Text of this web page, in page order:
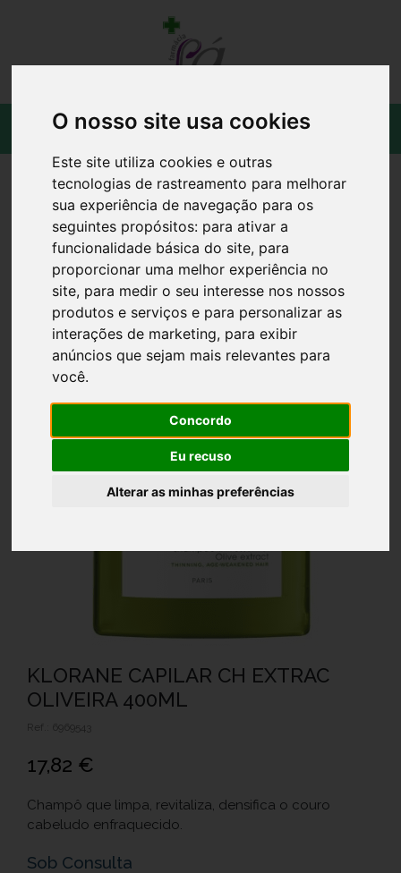
O nosso site usa cookies
Este site utiliza cookies e outras
tecnologias de rastreamento para melhorar
sua experiência de navegação para os
seguintes propósitos: para ativar a
funcionalidade básica do site, para
proporcionar uma melhor experiência no
site, para medir o seu interesse nos nossos
produtos e serviços e para personalizar as
interações de marketing, para exibir
anúncios que sejam mais relevantes para
você.
Concordo
Eu recuso
Alterar as minhas preferências
KLORANE CAPILAR CH EXTRAC
OLIVEIRA 400ML
Ref.: 6969543
17,82 €
Champô que limpa, revitaliza, densifica o couro
cabeludo enfraquecido.
Sob Consulta